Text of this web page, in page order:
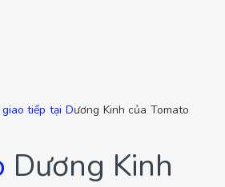
tiếp tại Dương Kinh của Tomato
Dương Kinh